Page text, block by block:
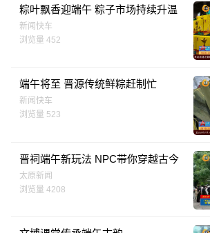
粽叶飘香迎端午 粽子市场持续升温
新闻快车
浏览量 452
端午将至 晋源传统鲜粽赶制忙
新闻快车
浏览量 523
晋祠端午新玩法 NPC带你穿越古今
太原新闻
浏览量 4208